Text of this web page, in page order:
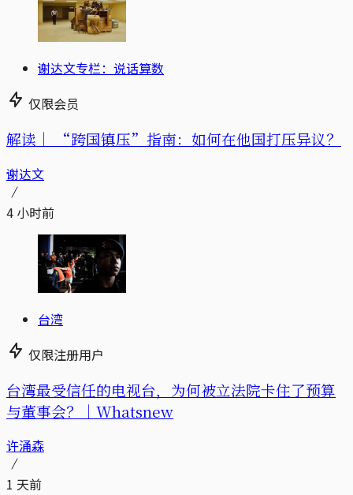
谢达文专栏：说话算数
仅限会员
解读｜ “跨国镇压”指南：如何在他国打压异议？
谢达文
4 小时前
台湾
仅限注册用户
台湾最受信任的电视台，为何被立法院卡住了预算
与董事会？｜Whatsnew
许涌森
1 天前